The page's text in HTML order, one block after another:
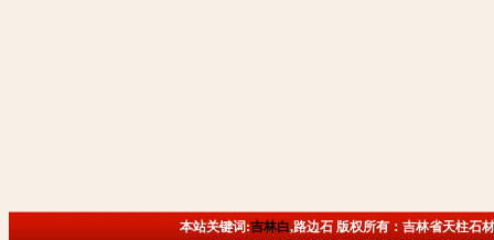
本站关键词:吉林白,路边石 版权所有：吉林省天柱石